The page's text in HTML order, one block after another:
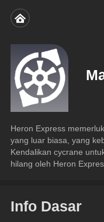
Heron Express
yang luar biasa, yang
Kendalikan cycrane
hilang oleh Heron
Info Dasar